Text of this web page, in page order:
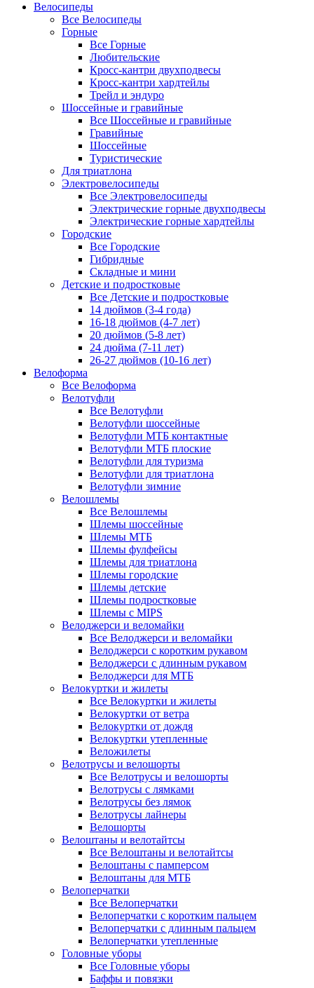
Велосипеды
Все Велосипеды
Горные
Все Горные
Любительские
Кросс-кантри двухподвесы
Кросс-кантри хардтейлы
Трейл и эндуро
Шоссейные и гравийные
Все Шоссейные и гравийные
Гравийные
Шоссейные
Туристические
Для триатлона
Электровелосипеды
Все Электровелосипеды
Электрические горные двухподвесы
Электрические горные хардтейлы
Городские
Все Городские
Гибридные
Складные и мини
Детские и подростковые
Все Детские и подростковые
14 дюймов (3-4 года)
16-18 дюймов (4-7 лет)
20 дюймов (5-8 лет)
24 дюйма (7-11 лет)
26-27 дюймов (10-16 лет)
Велоформа
Все Велоформа
Велотуфли
Все Велотуфли
Велотуфли шоссейные
Велотуфли МТБ контактные
Велотуфли МТБ плоские
Велотуфли для туризма
Велотуфли для триатлона
Велотуфли зимние
Велошлемы
Все Велошлемы
Шлемы шоссейные
Шлемы МТБ
Шлемы фулфейсы
Шлемы для триатлона
Шлемы городские
Шлемы детские
Шлемы подростковые
Шлемы с MIPS
Велоджерси и веломайки
Все Велоджерси и веломайки
Велоджерси с коротким рукавом
Велоджерси с длинным рукавом
Велоджерси для МТБ
Велокуртки и жилеты
Все Велокуртки и жилеты
Велокуртки от ветра
Велокуртки от дождя
Велокуртки утепленные
Веложилеты
Велотрусы и велошорты
Все Велотрусы и велошорты
Велотрусы с лямками
Велотрусы без лямок
Велотрусы лайнеры
Велошорты
Велоштаны и велотайтсы
Все Велоштаны и велотайтсы
Велоштаны с памперсом
Велоштаны для МТБ
Велоперчатки
Все Велоперчатки
Велоперчатки с коротким пальцем
Велоперчатки с длинным пальцем
Велоперчатки утепленные
Головные уборы
Все Головные уборы
Баффы и повязки